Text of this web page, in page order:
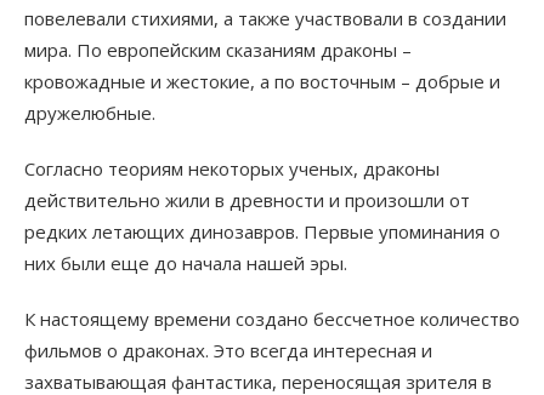
повелевали стихиями, а также участвовали в создании
мира. По европейским сказаниям драконы –
кровожадные и жестокие, а по восточным – добрые и
дружелюбные.
Согласно теориям некоторых ученых, драконы
действительно жили в древности и произошли от
редких летающих динозавров. Первые упоминания о
них были еще до начала нашей эры.
К настоящему времени создано бессчетное количество
фильмов о драконах. Это всегда интересная и
захватывающая фантастика, переносящая зрителя в